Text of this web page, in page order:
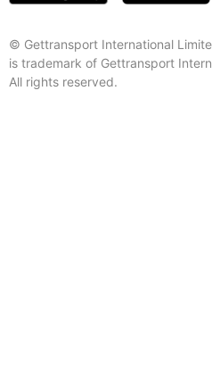
© Gettransport International
is trademark of Gettransport
All rights reserved.